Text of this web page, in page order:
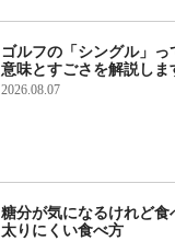
ゴルフの「シングル」
意味とすごさを解説しま
2026.08.07
糖分が気になるけれど
太りにくい食べ方